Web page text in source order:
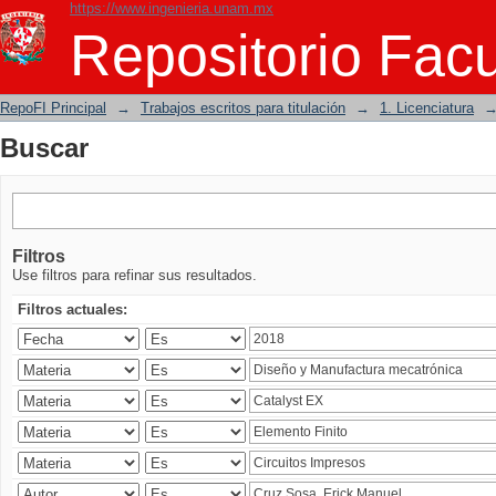
https://www.ingenieria.unam.mx
Repositorio
Buscar
RepoFI Principal → Trabajos escritos para titulación → 1. Licenciatura
Buscar
Filtros
Use filtros para refinar sus resultados.
Filtros actuales: